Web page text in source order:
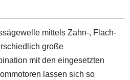
mittels Zahn-, Flach-
große
mit den eingesetzten
lassen sich so